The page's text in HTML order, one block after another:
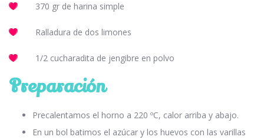
370 gr de harina simple
Ralladura de dos limones
1/2 cucharadita de jengibre en polvo
Preparación
Precalentamos el horno a 220 ºC, calor arriba y abajo.
En un bol batimos el azúcar y los huevos con las varillas